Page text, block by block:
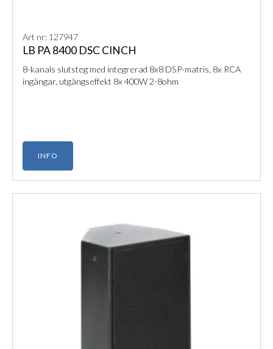
Art nr: 127947
LB PA 8400 DSC CINCH
8-kanals slutsteg med integrerad 8x8 DSP-matris, 8x RCA
ingångar, utgångseffekt 8x 400W 2-8ohm
INFO